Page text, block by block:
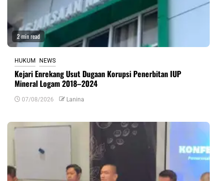
2 min read
HUKUM NEWS
Kejari Enrekang Usut Dugaan Korupsi Penerbitan IUP
Mineral Logam 2018–2024
07/08/2026 Lanina